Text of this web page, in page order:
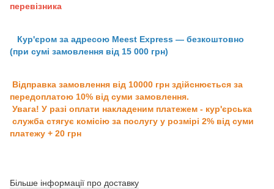
перевізника
Кур'єром за адресою Meest Express — безкоштовно
(при сумі замовлення від 15 000 грн)
Відправка замовлення від 10000 грн здійснюється за
передоплатою 10% від суми замовлення.
Увага! У разі оплати накладеним платежем - кур'єрська
служба стягує комісію за послугу у розмірі 2% від суми
платежу + 20 грн
Більше інформації про доставку